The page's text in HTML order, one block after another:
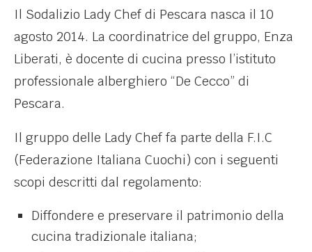
Il Sodalizio Lady Chef di Pescara nasca il 10
agosto 2014. La coordinatrice del gruppo, Enza
Liberati, è docente di cucina presso l’istituto
professionale alberghiero “De Cecco” di
Pescara.
Il gruppo delle Lady Chef fa parte della F.I.C
(Federazione Italiana Cuochi) con i seguenti
scopi descritti dal regolamento:
Diffondere e preservare il patrimonio della
cucina tradizionale italiana;